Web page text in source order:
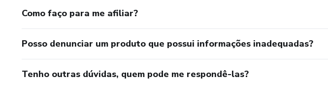
Como faço para me afiliar?
Posso denunciar um produto que possui informações inadequadas?
Tenho outras dúvidas, quem pode me respondê-las?